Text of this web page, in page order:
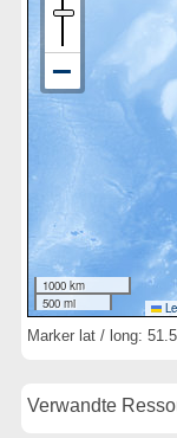
1000 km
500 mi
Marker lat / long:
Verwandte